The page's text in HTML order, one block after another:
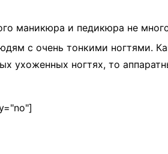
маникюра и педикюра не
с очень тонкими ногтями.
ухоженных ногтях, то